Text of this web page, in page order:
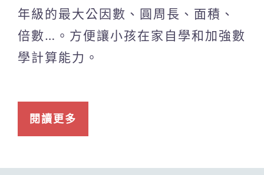
年級的最大公因數、圓周長、面積、
倍數…。方便讓小孩在家自學和加強數
學計算能力。
閱讀更多